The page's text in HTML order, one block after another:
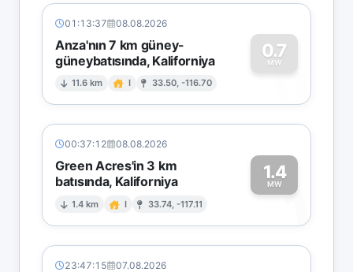
01:13:37 08.08.2026
Anza'nın 7 km güney-
güneybatısında, Kaliforniya
11.6 km I 33.50, -116.70
0.7
MW
0
00:37:12 08.08.2026
Green Acres'in 3 km
batısında, Kaliforniya
1.4 km I 33.74, -117.11
1.4
MW1
23:47:15 07.08.2026